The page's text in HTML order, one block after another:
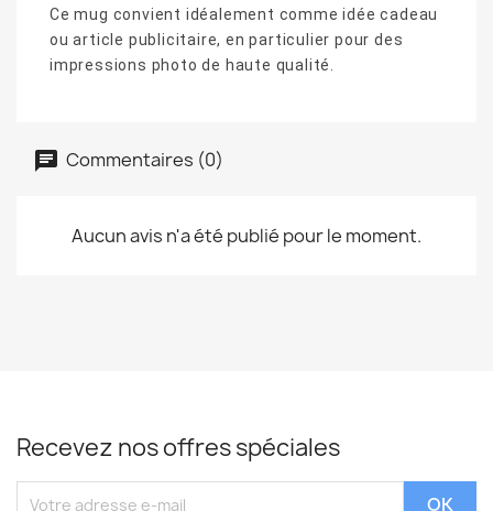
Ce mug convient idéalement comme idée cadeau
ou article publicitaire, en particulier pour des
impressions photo de haute qualité.
Commentaires (0)
Aucun avis n'a été publié pour le moment.
Recevez nos offres spéciales